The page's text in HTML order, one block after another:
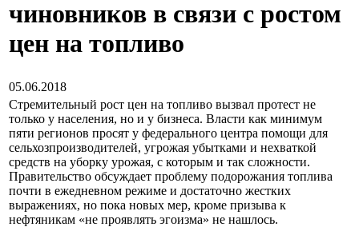
чиновников в связи с ростом
цен на топливо
05.06.2018
Стремительный рост цен на топливо вызвал протест не
только у населения, но и у бизнеса. Власти как минимум
пяти регионов просят у федерального центра помощи для
сельхозпроизводителей, угрожая убытками и нехваткой
средств на уборку урожая, с которым и так сложности.
Правительство обсуждает проблему подорожания топлива
почти в ежедневном режиме и достаточно жестких
выражениях, но пока новых мер, кроме призыва к
нефтяникам «не проявлять эгоизма» не нашлось.